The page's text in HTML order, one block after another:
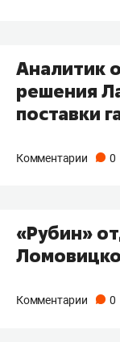
Аналитик
решения
поставки
Комментарии 0
«Рубин»
Комментарии 0